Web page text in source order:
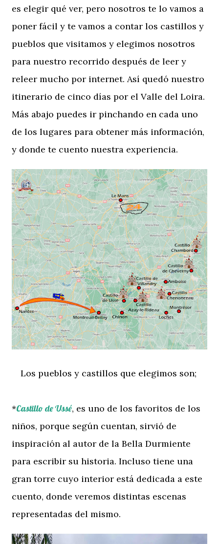
es elegir qué ver, pero nosotros te lo vamos a
poner fácil y te vamos a contar los castillos y
pueblos que visitamos y elegimos nosotros
para nuestro recorrido después de leer y
releer mucho por internet. Así quedó nuestro
itinerario de cinco días por el Valle del Loira.
Más abajo puedes ir pinchando en cada uno
de los lugares para obtener más información,
y donde te cuento nuestra experiencia.
Los pueblos y castillos que elegimos son;
*Castillo de Ussé, es uno de los favoritos de los
niños, porque según cuentan, sirvió de
inspiración al autor de la Bella Durmiente
para escribir su historia. Incluso tiene una
gran torre cuyo interior está dedicada a este
cuento, donde veremos distintas escenas
representadas del mismo.